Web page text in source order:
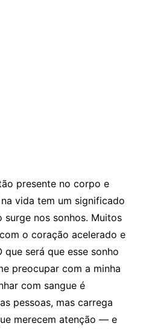
presente no corpo e
vida tem um significado
nos sonhos. Muitos
o coração acelerado e
que será que esse sonho
preocupar com a minha
com sangue é
pessoas, mas carrega
merecem atenção — e